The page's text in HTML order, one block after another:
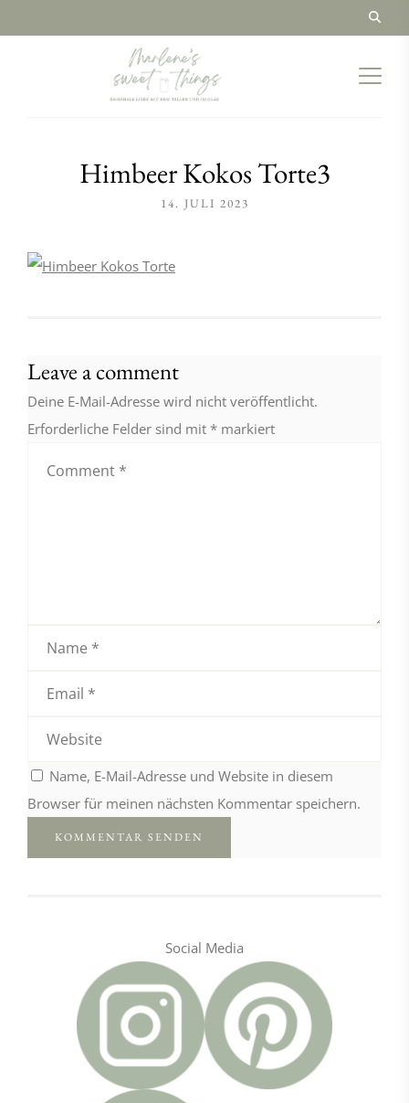
Himbeer Kokos Torte3
14. JULI 2023
Leave a comment
Deine E-Mail-Adresse wird nicht veröffentlicht.
Erforderliche Felder sind mit * markiert
Name, E-Mail-Adresse und Website in diesem
Browser für meinen nächsten Kommentar speichern.
Social Media